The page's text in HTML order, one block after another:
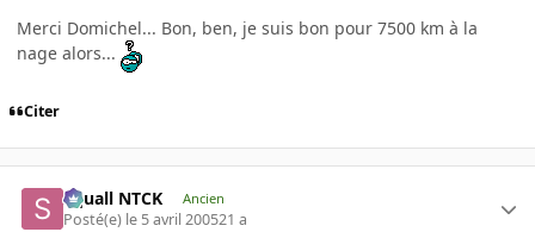
Merci Domichel... Bon, ben, je suis bon pour 7500 km à la
nage alors...
Citer
Squall NTCK Ancien
Posté(e) le 5 avril 200521 a